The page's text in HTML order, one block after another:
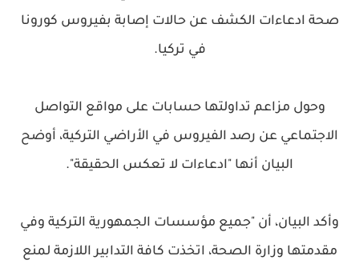
صحة ادعاءات الكشف عن حالات إصابة بفيروس كورونا
في تركيا.
وحول مزاعم تداولتها حسابات على مواقع التواصل
الاجتماعي عن رصد الفيروس في الأراضي التركية، أوضح
البيان أنها "ادعاءات لا تعكس الحقيقة".
وأكد البيان، أن "جميع مؤسسات الجمهورية التركية وفي
مقدمتها وزارة الصحة، اتخذت كافة التدابير اللازمة لمنع